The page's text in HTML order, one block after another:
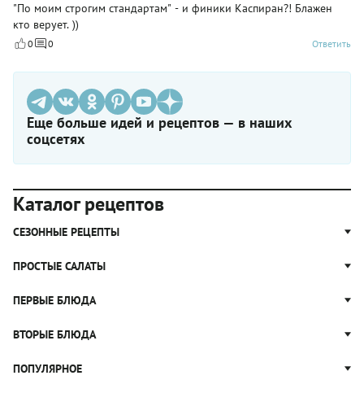
"По моим строгим стандартам" - и финики Каспиран?! Блажен
кто верует. ))
0 0 Ответить
Еще больше идей и рецептов — в наших
соцсетях
Каталог рецептов
СЕЗОННЫЕ РЕЦЕПТЫ
Рецепты из капусты
Рецепты с грибами
Яблочные пироги
Блюда из тыквы
ПРОСТЫЕ САЛАТЫ
Простые салаты
Салат Цезарь
Салат Нисуаз
ПЕРВЫЕ БЛЮДА
Щи
Рассольник
ВТОРЫЕ БЛЮДА
Котлеты
ПОПУЛЯРНОЕ